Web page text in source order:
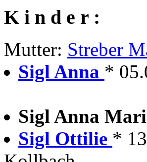
K i n d e r :
Mutter: Streber
Sigl Anna *
Sigl Anna
Sigl Ottilie *